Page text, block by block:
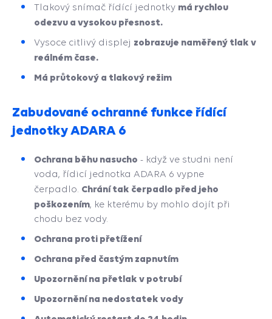
Tlakový snímač řídící jednotky má rychlou
odezvu a vysokou přesnost.
Vysoce citlivý displej zobrazuje naměřený tlak v
reálném čase.
Má průtokový a tlakový režim
Zabudované ochranné funkce řídící
jednotky ADARA 6
Ochrana běhu nasucho - když ve studni není
voda, řídicí jednotka ADARA 6 vypne
čerpadlo. Chrání tak čerpadlo před jeho
poškozením, ke kterému by mohlo dojít při
chodu bez vody.
Ochrana proti přetížení
Ochrana před častým zapnutím
Upozornění na přetlak v potrubí
Upozornění na nedostatek vody